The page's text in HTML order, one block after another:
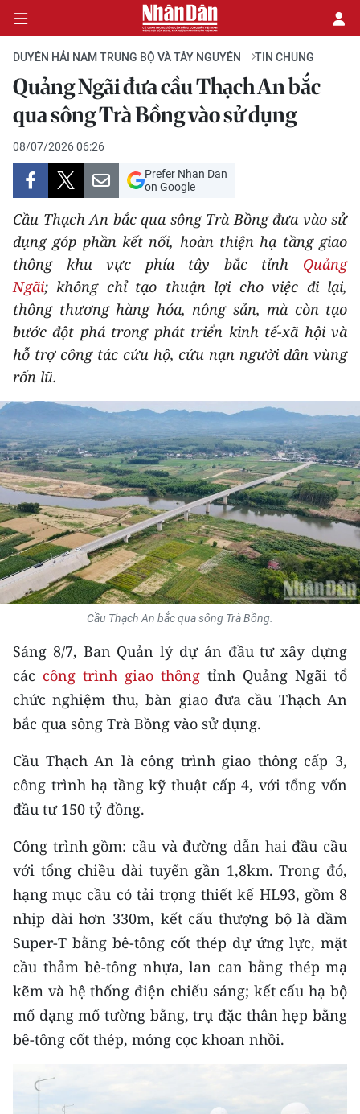
CHÍNH TRỊ
KINH TẾ
VĂN HÓA
XÃ HỘI
PHÁP LUẬT
DU LỊCH
THẾ GIỚI
THỂ THAO
GIÁO DỤC
Y TẾ
KHOA HỌC - CÔNG NGHỆ
MÔI TRƯỜNG
BẠN ĐỌC
KIỂM CHỨNG THÔNG TIN
TRI THỨC CHUYÊN SÂU
54 DÂN TỘC VIỆT NAM
CHƯƠNG TRÌNH OCOP - MỖI XÃ
RADIO
MEDIA CENTER
E-Magazine
Video
Media Chính trị
Media Kinh tế
Media Văn hóa
Media Xã hội
Media Pháp luật
DUYÊN HẢI NAM TRUNG BỘ VÀ TÂY NGUYÊN TIN CHUNG
Quảng Ngãi đưa cầu Thạch An bắc
qua sông Trà Bồng vào sử dụng
08/07/2026 06:26
Prefer Nhan Dan
on Google
Cầu Thạch An bắc qua sông Trà Bồng đưa vào sử
dụng góp phần kết nối, hoàn thiện hạ tầng giao
thông khu vực phía tây bắc tỉnh Quảng
Ngãi; không chỉ tạo thuận lợi cho việc đi lại,
thông thương hàng hóa, nông sản, mà còn tạo
bước đột phá trong phát triển kinh tế-xã hội và
hỗ trợ công tác cứu hộ, cứu nạn người dân vùng
rốn lũ.
Cầu Thạch An bắc qua sông Trà Bồng.
Sáng 8/7, Ban Quản lý dự án đầu tư xây dựng
các công trình giao thông tỉnh Quảng Ngãi tổ
chức nghiệm thu, bàn giao đưa cầu Thạch An
bắc qua sông Trà Bồng vào sử dụng.
Cầu Thạch An là công trình giao thông cấp 3,
công trình hạ tầng kỹ thuật cấp 4, với tổng vốn
đầu tư 150 tỷ đồng.
Công trình gồm: cầu và đường dẫn hai đầu cầu
với tổng chiều dài tuyến gần 1,8km. Trong đó,
hạng mục cầu có tải trọng thiết kế HL93, gồm 8
nhịp dài hơn 330m, kết cấu thượng bộ là dầm
Super-T bằng bê-tông cốt thép dự ứng lực, mặt
cầu thảm bê-tông nhựa, lan can bằng thép mạ
kẽm và hệ thống điện chiếu sáng; kết cấu hạ bộ
mố dạng mố tường bằng, trụ đặc thân hẹp bằng
bê-tông cốt thép, móng cọc khoan nhồi.